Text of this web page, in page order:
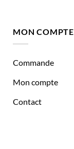
MON COMPTE
Commande
Mon compte
Contact